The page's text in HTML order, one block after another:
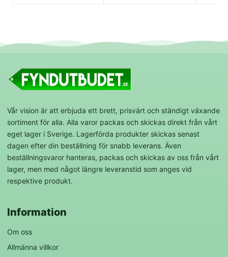
Vår vision är att erbjuda ett brett, prisvärt och ständigt växande
sortiment för alla. Alla varor packas och skickas direkt från vårt
eget lager i Sverige. Lagerförda produkter skickas senast
dagen efter din beställning för snabb leverans. Även
beställningsvaror hanteras, packas och skickas av oss från vårt
lager, men med något längre leveranstid som anges vid
respektive produkt.
Information
Om oss
Allmänna villkor